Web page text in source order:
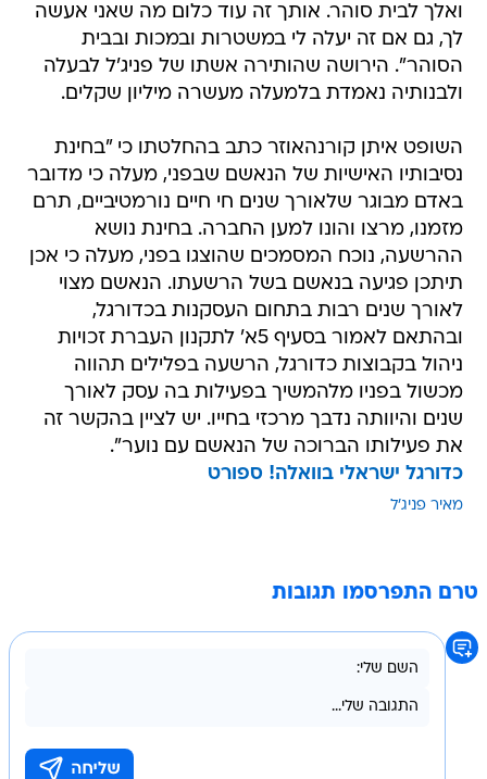
ואלך לבית סוהר. אותך זה עוד כלום מה שאני אעשה
לך, גם אם זה יעלה לי במשטרות ובמכות ובבית
הסוהר". הירושה שהותירה אשתו של פניג'ל לבעלה
ולבנותיה נאמדת בלמעלה מעשרה מיליון שקלים.
השופט איתן קורנהאוזר כתב בהחלטתו כי "בחינת
נסיבותיו האישיות של הנאשם שבפני, מעלה כי מדובר
באדם מבוגר שלאורך שנים חי חיים נורמטיביים, תרם
מזמנו, מרצו והונו למען החברה. בחינת נושא
ההרשעה, נוכח המסמכים שהוצגו בפני, מעלה כי אכן
תיתכן פגיעה בנאשם בשל הרשעתו. הנאשם מצוי
לאורך שנים רבות בתחום העסקנות בכדורגל,
ובהתאם לאמור בסעיף 5א' לתקנון העברת זכויות
ניהול בקבוצות כדורגל, הרשעה בפלילים תהווה
מכשול בפניו מלהמשיך בפעילות בה עסק לאורך
שנים והיוותה נדבך מרכזי בחייו. יש לציין בהקשר זה
את פעילותו הברוכה של הנאשם עם נוער".
כדורגל ישראלי בוואלה! ספורט
מאיר פניג'ל
טרם התפרסמו תגובות